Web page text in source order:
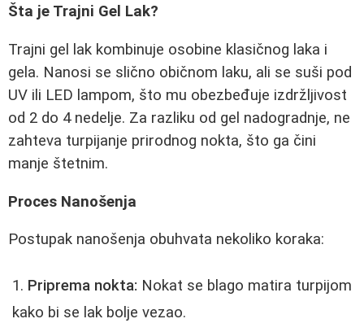
Šta je Trajni Gel Lak?
Trajni gel lak kombinuje osobine klasičnog laka i
gela. Nanosi se slično običnom laku, ali se suši pod
UV ili LED lampom, što mu obezbeđuje izdržljivost
od 2 do 4 nedelje. Za razliku od gel nadogradnje, ne
zahteva turpijanje prirodnog nokta, što ga čini
manje štetnim.
Proces Nanošenja
Postupak nanošenja obuhvata nekoliko koraka:
Priprema nokta: Nokat se blago matira turpijom
kako bi se lak bolje vezao.